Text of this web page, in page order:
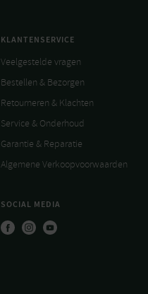
KLANTENSERVICE
Veelgestelde vragen
Bestellen & Bezorgen
Retourneren & Klachten
Service & Onderhoud
Garantie & Reparatie
Algemene Verkoopvoorwaarden
SOCIAL MEDIA